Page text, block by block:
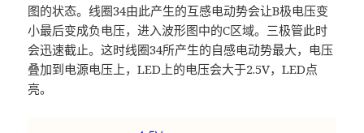
图的状态。线圈34由此产生的互感电动势会让B极电压变
小最后变成负电压，进入波形图中的C区域。三极管此时
会迅速截止。这时线圈34所产生的自感电动势最大，电压
叠加到电源电压上，LED上的电压会大于2.5V，LED点
亮。